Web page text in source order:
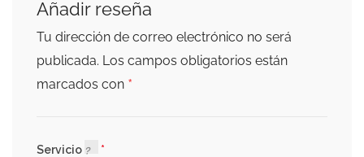
Añadir reseña
Tu dirección de correo electrónico no será
publicada. Los campos obligatorios están
marcados con *
Servicio